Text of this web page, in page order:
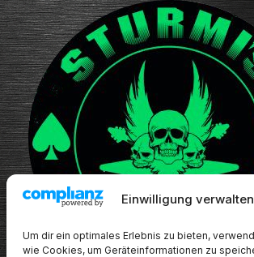
Einwilligung verwalten
Um dir ein optimales Erlebnis zu bieten,
wie Cookies, um Geräteinformationen zu